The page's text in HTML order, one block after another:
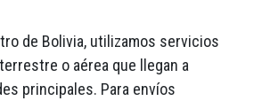
de Bolivia, utilizamos servicios
o aérea que llegan a
principales. Para envíos